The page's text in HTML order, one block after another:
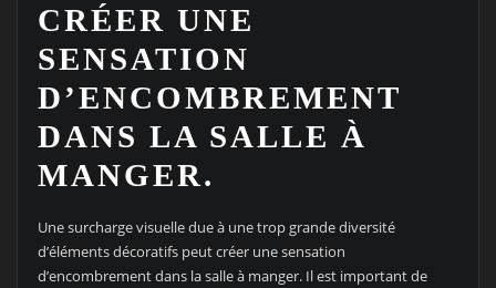
CRÉER UNE
SENSATION
D’ENCOMBREMENT
DANS LA SALLE À
MANGER.
Une surcharge visuelle due à une trop grande diversité
d’éléments décoratifs peut créer une sensation
d’encombrement dans la salle à manger. Il est important de